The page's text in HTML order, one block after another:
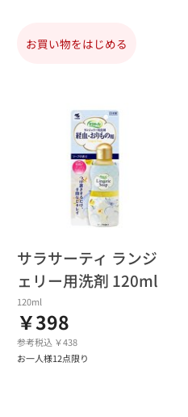
お買い物をはじめる
サラサーティ ランジ
ェリー用洗剤 120ml
120ml
￥398
参考税込 ￥438
お一人様12点限り